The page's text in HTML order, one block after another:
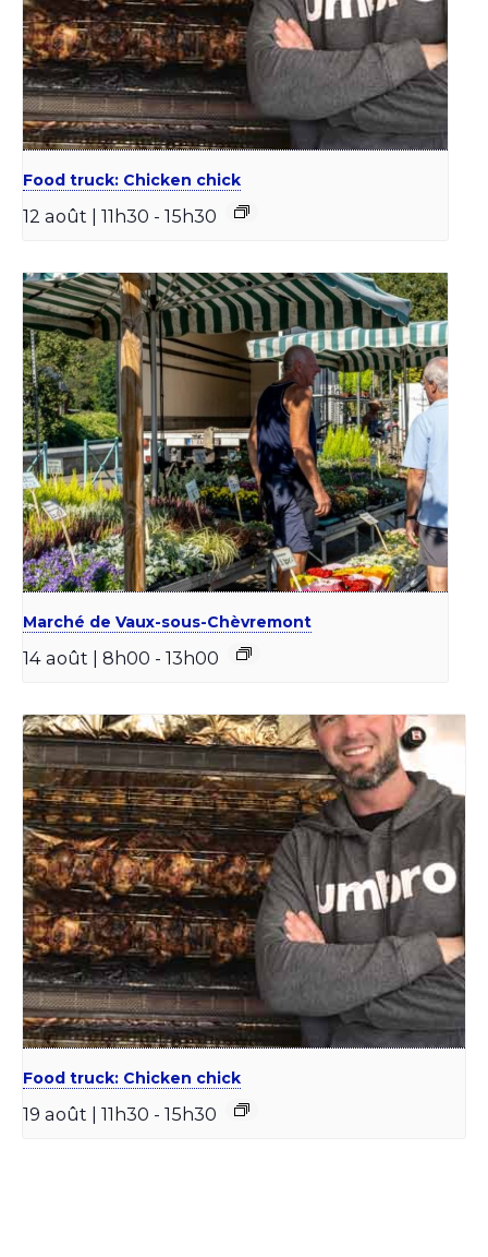
Food truck: Chicken chick
12 août | 11h30 - 15h30
Marché de Vaux-sous-Chèvremont
14 août | 8h00 - 13h00
Food truck: Chicken chick
19 août | 11h30 - 15h30